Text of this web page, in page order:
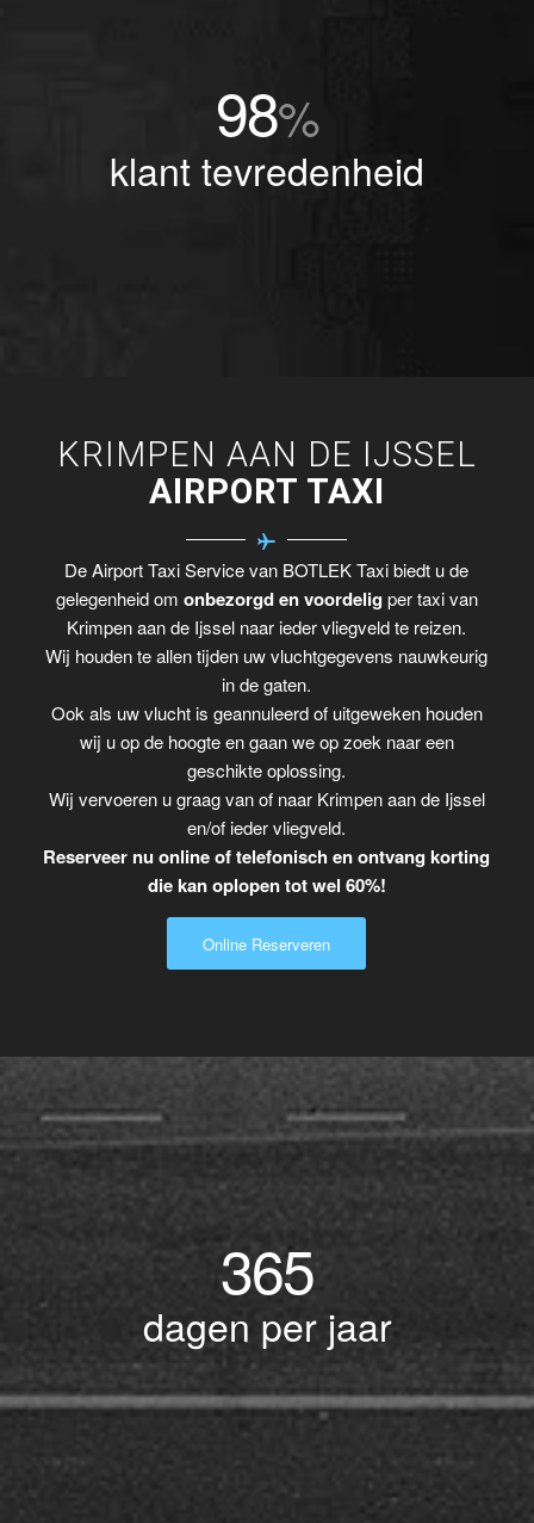
98%
klant tevredenheid
KRIMPEN AAN DE IJSSEL
AIRPORT TAXI
De Airport Taxi Service van BOTLEK Taxi biedt u de
gelegenheid om onbezorgd en voordelig per taxi van
Krimpen aan de Ijssel naar ieder vliegveld te reizen.
Wij houden te allen tijden uw vluchtgegevens nauwkeurig
in de gaten.
Ook als uw vlucht is geannuleerd of uitgeweken houden
wij u op de hoogte en gaan we op zoek naar een
geschikte oplossing.
Wij vervoeren u graag van of naar Krimpen aan de Ijssel
en/of ieder vliegveld.
Reserveer nu online of telefonisch en ontvang korting
die kan oplopen tot wel 60%!
Online Reserveren
365
dagen per jaar